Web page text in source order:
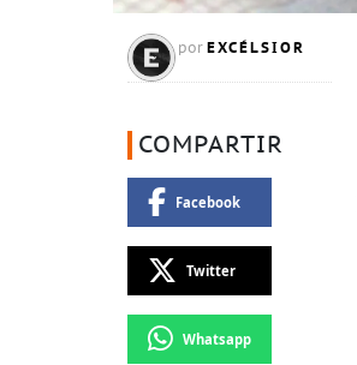
por EXCÉLSIOR
COMPARTIR
Facebook
Twitter
Whatsapp